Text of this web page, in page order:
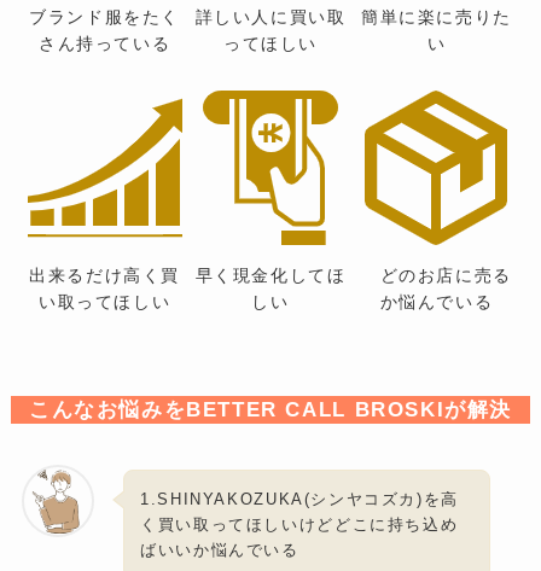
ブランド服をたく
さん持っている
詳しい人に買い取
ってほしい
簡単に楽に売りた
い
出来るだけ高く買
い取ってほしい
早く現金化してほ
しい
どのお店に売る
か悩んでいる
こんなお悩みをBETTER CALL BROSKIが解決
1.SHINYAKOZUKA(シンヤコズカ)を高
く買い取ってほしいけどどこに持ち込め
ばいいか悩んでいる